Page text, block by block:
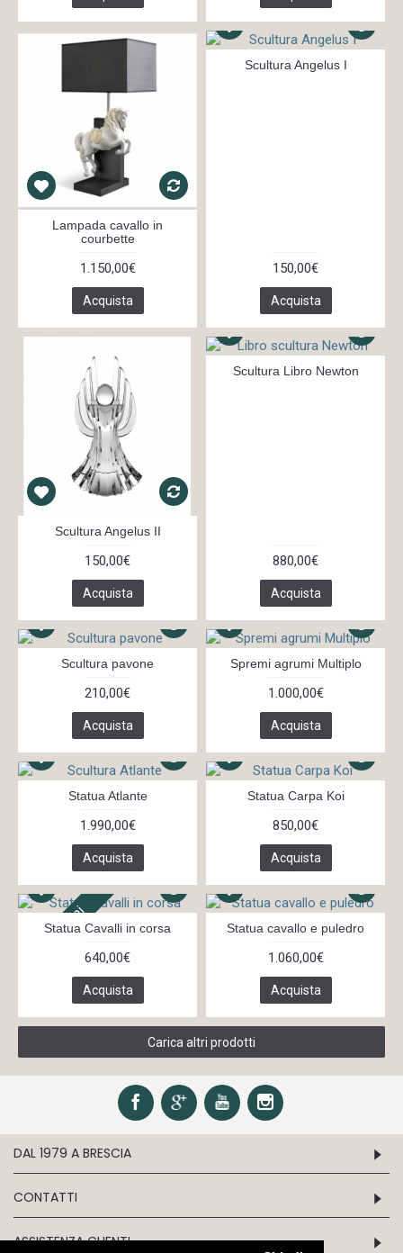
Lampada cavallo in
courbette
1.150,00€
Acquista
Scultura Angelus I
150,00€
Acquista
Scultura Angelus II
150,00€
Acquista
Scultura Libro Newton
880,00€
Acquista
Scultura pavone
210,00€
Acquista
Spremi agrumi Multiplo
1.000,00€
Acquista
Statua Atlante
1.990,00€
Acquista
Statua Carpa Koi
850,00€
Acquista
In 14 giorni
Statua Cavalli in corsa
640,00€
Acquista
Statua cavallo e puledro
1.060,00€
Acquista
Carica altri prodotti
DAL 1979 A BRESCIA
CONTATTI
ASSISTENZA CLIENTI